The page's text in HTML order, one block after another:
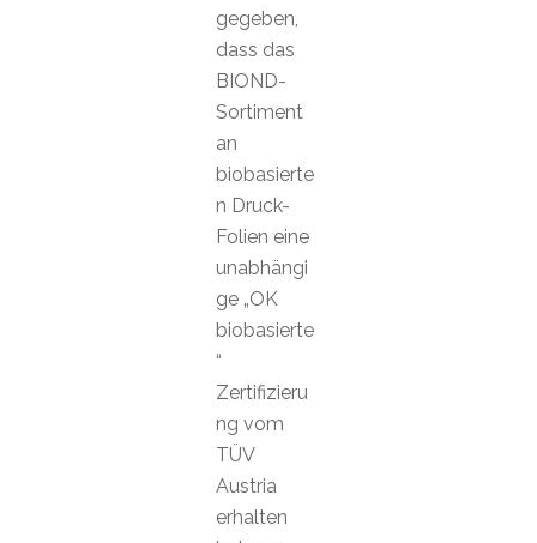
gegeben,
dass das
BIOND-
Sortiment
an
biobasierte
n Druck-
Folien eine
unabhängi
ge „OK
biobasierte
“
Zertifizieru
ng vom
TÜV
Austria
erhalten